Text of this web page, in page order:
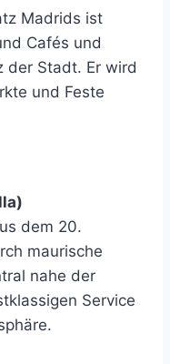
Madrids ist
Cafés und
der Stadt. Er wird
und Feste
dem 20.
maurische
nahe der
Service